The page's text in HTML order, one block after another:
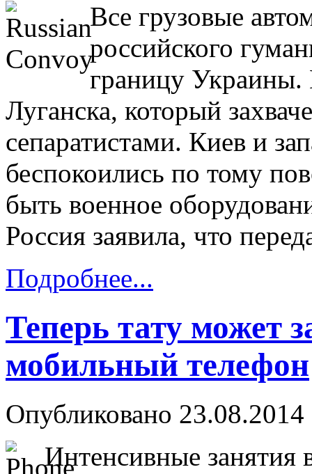
Все грузовые
российского
границу Украины.
Луганска, который
сепаратистами. Киев и
беспокоились по тому
быть военное
Россия заявила, что
Подробнее...
Теперь тату может
мобильный телефон
Опубликовано
Интенсивные занятия